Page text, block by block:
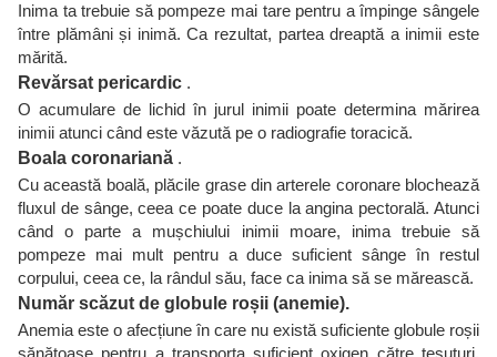
Inima ta trebuie să pompeze mai tare pentru a împinge sângele
între plămâni și inimă. Ca rezultat, partea dreaptă a inimii este
mărită.
Revărsat pericardic .
O acumulare de lichid în jurul inimii poate determina mărirea
inimii atunci când este văzută pe o radiografie toracică.
Boala coronariană .
Cu această boală, plăcile grase din arterele coronare blochează
fluxul de sânge, ceea ce poate duce la angina pectorală. Atunci
când o parte a mușchiului inimii moare, inima trebuie să
pompeze mai mult pentru a duce suficient sânge în restul
corpului, ceea ce, la rândul său, face ca inima să se mărească.
Număr scăzut de globule roșii (anemie).
Anemia este o afecțiune în care nu există suficiente globule roșii